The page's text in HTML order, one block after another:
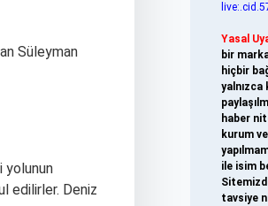
Süleyman
yolunun
edilirler. Deniz
Yasal
bir
hiçbir
yalnızca
haber
kurum
ile isim
tavsiye